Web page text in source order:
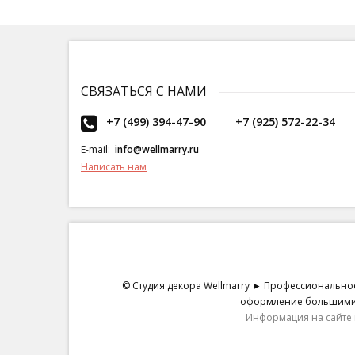
СВЯЗАТЬСЯ С НАМИ
+7 (499) 394-47-90 +7 (925) 572-22-34
E-mail: info@wellmarry.ru
Написать нам
© Студия декора Wellmarry ►
оформление большими
Информация на сайте